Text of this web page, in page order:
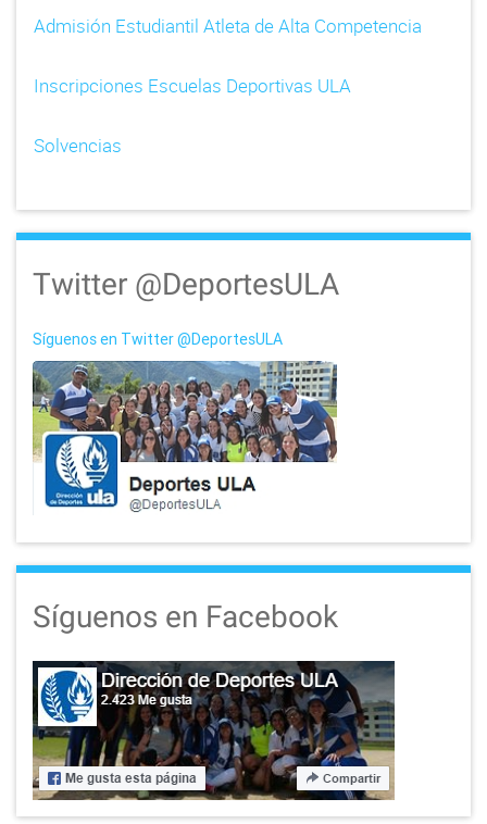
Admisión Estudiantil Atleta de Alta Competencia
Inscripciones Escuelas Deportivas ULA
Solvencias
Twitter @DeportesULA
Síguenos en Twitter @DeportesULA
Síguenos en Facebook